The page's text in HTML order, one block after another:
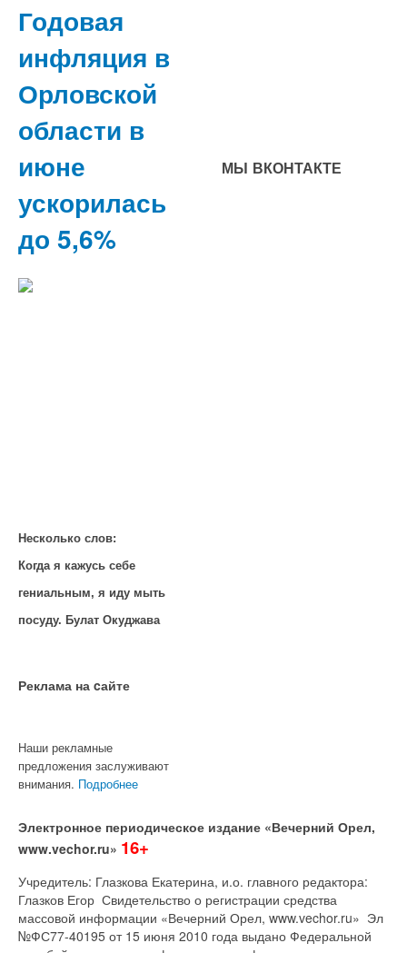
Годовая
инфляция в
Орловской
области в
июне
ускорилась
до 5,6%
Несколько слов:
Когда я кажусь себе
гениальным, я иду мыть
посуду. Булат Окуджава
Реклама на cайте
Наши рекламные
предложения заслуживают
внимания. Подробнее
МЫ ВКОНТАКТЕ
Электронное периодическое издание «Вечерний Орел,
www.vechor.ru» 16+
Учредитель: Глазкова Екатерина, и.о. главного редактора:
Глазков Егор Свидетельство о регистрации средства
массовой информации «Вечерний Орел, www.vechor.ru» Эл
№ФС77-40195 от 15 июня 2010 года выдано Федеральной